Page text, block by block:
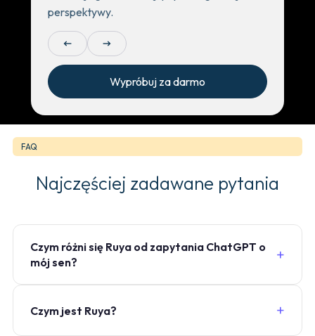
perspektywy.
arrow_left_alt arrow_right_alt
Wypróbuj za darmo
FAQ
Najczęściej zadawane pytania
Czym różni się Ruya od zapytania ChatGPT o
mój sen?
Czym jest Ruya?